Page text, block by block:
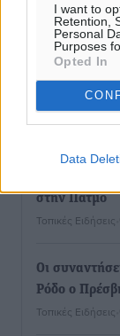
I want to
Retention,
Personal
Purposes
Opted In
Data
Πολιτιστικά•
Εγκρίθηκε η
μέσω
Ελλάδα
Τοπικές Ειδήσεις•
στην Πάτμο
Τοπικές Ειδήσεις
Οι
Ρόδο ο
Τοπικές Ειδήσεις